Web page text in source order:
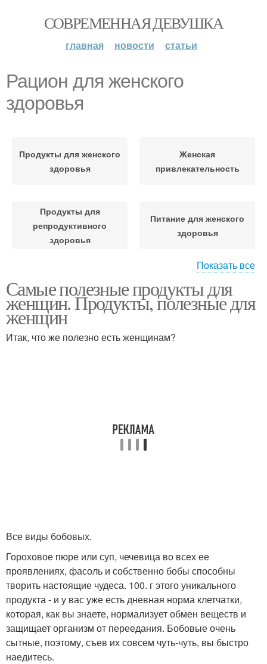
СОВРЕМЕННАЯ ДЕВУШКА
главная новости статьи
Рацион для женского
здоровья
Продукты для женского
здоровья
Женская
привлекательность
Продукты для
репродуктивного
здоровья
Питание для женского
здоровья
Питания для здоровья
Показать все
Самые полезные продукты для
женщин. Продукты, полезные для
женщин
Итак, что же полезно есть женщинам?
Все виды бобовых.
Гороховое пюре или суп, чечевица во всех ее
проявлениях, фасоль и собственно бобы способны
творить настоящие чудеса. 100. г этого уникального
продукта - и у вас уже есть дневная норма клетчатки,
которая, как вы знаете, нормализует обмен веществ и
защищает организм от переедания. Бобовые очень
сытные, поэтому, съев их совсем чуть-чуть, вы быстро
наедитесь.